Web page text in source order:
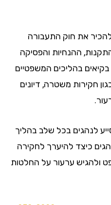
את חוק התעבורה
ההנחיות והפסיקה
בהליכים המשפטיים
משטרה, דיונים
בכל שלב בהליך
כיצד להיערך לחקירה
ערעור על החלטות